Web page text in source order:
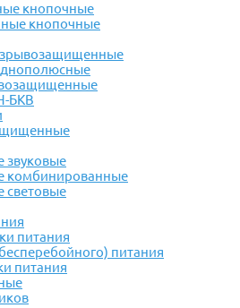
кнопочные
кнопочные
БКВ
комбинированные
питания
питания
питания